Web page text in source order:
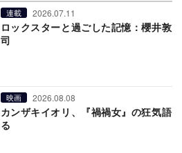
連載 2026.07.11
ロックスターと過ごした記憶：櫻井敦
司
映画 2026.08.08
カンザキイオリ、『禍禍女』の狂気語
る